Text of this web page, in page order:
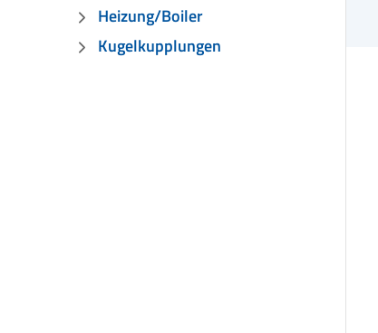
Heizung/Boiler
Kugelkupplungen